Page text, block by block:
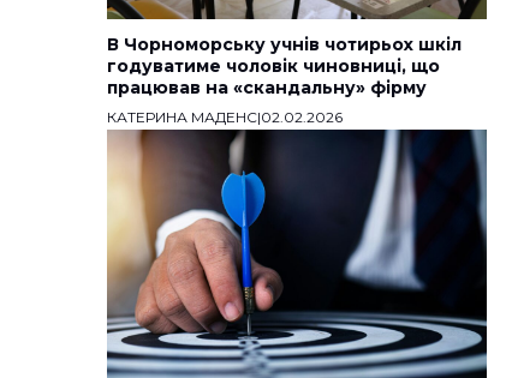
В Чорноморську учнів чотирьох шкіл
годуватиме чоловік чиновниці, що
працював на «скандальну» фірму
КАТЕРИНА МАДЕНС|02.02.2026